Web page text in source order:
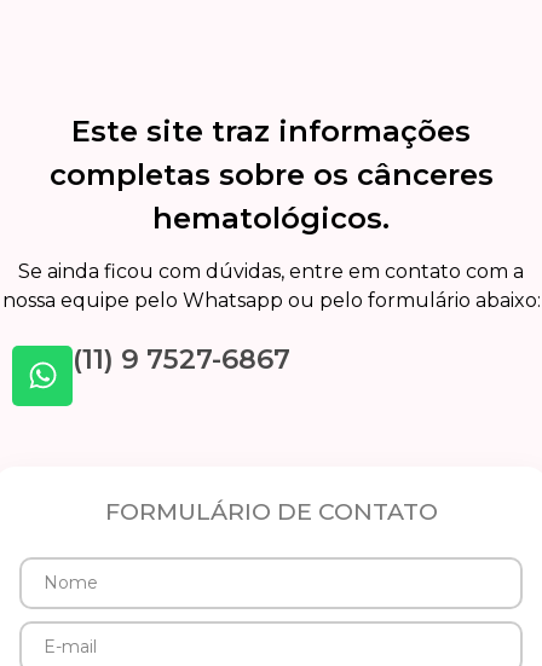
Este site traz informações
completas sobre os cânceres
hematológicos.
Se ainda ficou com dúvidas, entre em contato com a
nossa equipe pelo Whatsapp ou pelo formulário abaixo:
(11) 9 7527-6867
FORMULÁRIO DE CONTATO
Nome